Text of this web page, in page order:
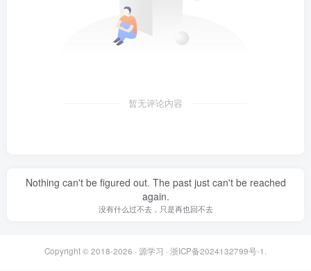
暂无评论内容
Nothing can't be figured out. The past just can't be reached
again.
没有什么过不去，只是再也回不去
Copyright © 2018-2026 · 源学习 · 浙ICP备2024132799号-1